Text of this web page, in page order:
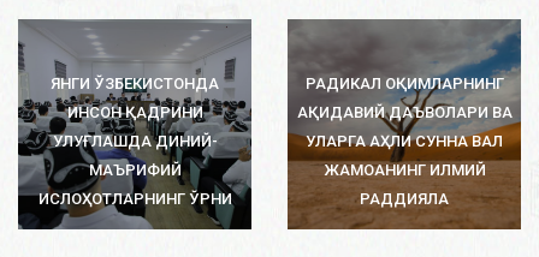
ЯНГИ ЎЗБЕКИСТОНДА
ИНСОН ҚАДРИНИ
УЛУҒЛАШДА ДИНИЙ-
МАЪРИФИЙ
ИСЛОҲОТЛАРНИНГ ЎРНИ
РАДИКАЛ ОҚИМЛАРНИНГ
АҚИДАВИЙ ДАЪВОЛАРИ ВА
УЛАРГА АҲЛИ СУННА ВАЛ
ЖАМОАНИНГ ИЛМИЙ
РАДДИЯЛА